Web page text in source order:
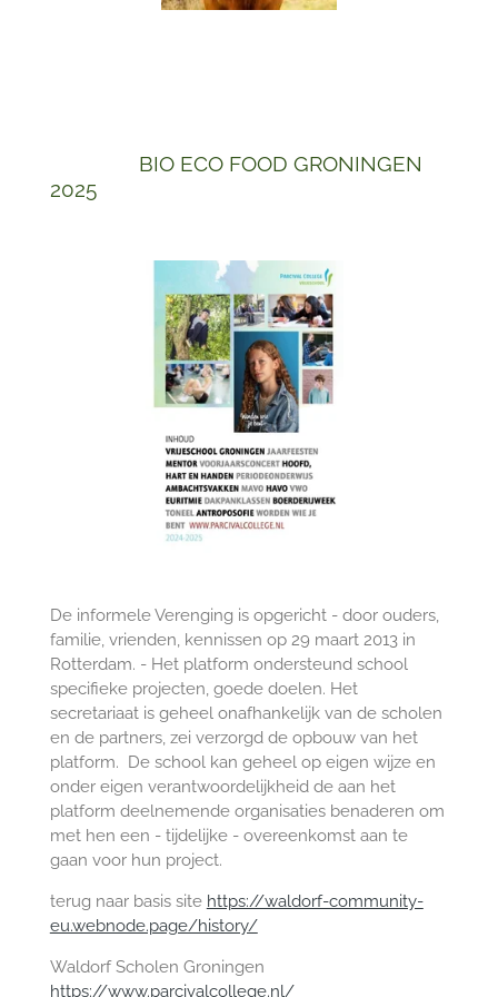
BIO ECO FOOD GRONINGEN
2025
De informele Verenging is opgericht - door ouders,
familie, vrienden, kennissen op 29 maart 2013 in
Rotterdam. - Het platform ondersteund school
specifieke projecten, goede doelen. Het
secretariaat is geheel onafhankelijk van de scholen
en de partners, zei verzorgd de opbouw van het
platform. De school kan geheel op eigen wijze en
onder eigen verantwoordelijkheid de aan het
platform deelnemende organisaties benaderen om
met hen een - tijdelijke - overeenkomst aan te
gaan voor hun project.
terug naar basis site https://waldorf-community-
eu.webnode.page/history/
Waldorf Scholen Groningen
https://www.parcivalcollege.nl/